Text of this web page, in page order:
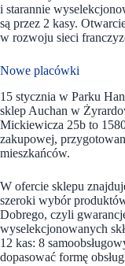
i starannie
są przez 2 kasy.
w rozwoju sieci
Nowe placówki
15 stycznia w Parku
sklep Auchan w
Mickiewicza 25b to
zakupowej,
mieszkańców.
W ofercie sklepu
szeroki wybór
Dobrego, czyli
wyselekcjonowanych
12 kas: 8
dopasować formę